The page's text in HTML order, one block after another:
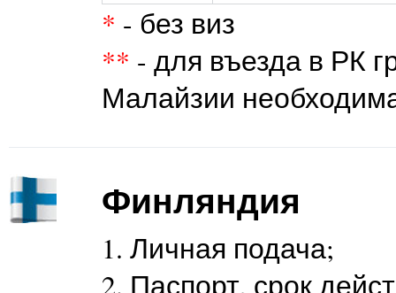
* - без виз
** - для въезда в РК
Малайзии
Финляндия
1. Личная подача;
2. Паспорт, срок